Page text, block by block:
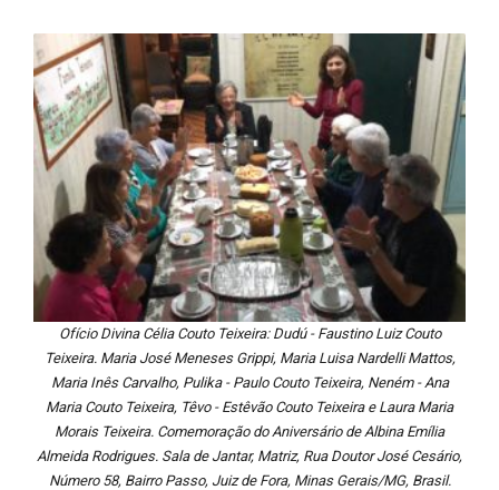
Ofício Divina Célia Couto Teixeira: Dudú - Faustino Luiz Couto
Teixeira. Maria José Meneses Grippi, Maria Luisa Nardelli Mattos,
Maria Inês Carvalho, Pulika - Paulo Couto Teixeira, Neném - Ana
Maria Couto Teixeira, Têvo - Estêvão Couto Teixeira e Laura Maria
Morais Teixeira. Comemoração do Aniversário de Albina Emília
Almeida Rodrigues. Sala de Jantar, Matriz, Rua Doutor José Cesário,
Número 58, Bairro Passo, Juiz de Fora, Minas Gerais/MG, Brasil.